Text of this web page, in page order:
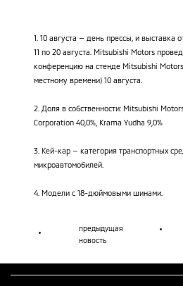
1. 10 августа — день прессы, и выставка
11 по 20 августа. Mitsubishi Motors
конференцию на стенде Mitsubishi Motors
местному времени) 10 августа.
2. Доля в собственности: Mitsubishi
Corporation 40,0%, Krama Yudha 9,0%
3. Кей-кар — категория транспортных
микроавтомобилей.
4. Модели с 18-дюймовыми шинами.
предыдущая
новость